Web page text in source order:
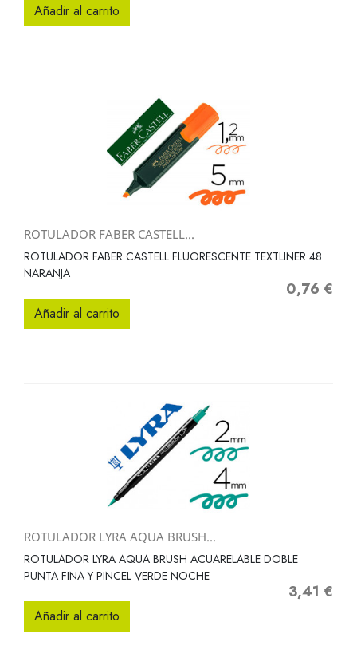
Añadir al carrito
ROTULADOR FABER CASTELL...
ROTULADOR FABER CASTELL FLUORESCENTE TEXTLINER 48
NARANJA
Precio
0,76 €
Añadir al carrito
ROTULADOR LYRA AQUA BRUSH...
ROTULADOR LYRA AQUA BRUSH ACUARELABLE DOBLE
PUNTA FINA Y PINCEL VERDE NOCHE
Precio
3,41 €
Añadir al carrito